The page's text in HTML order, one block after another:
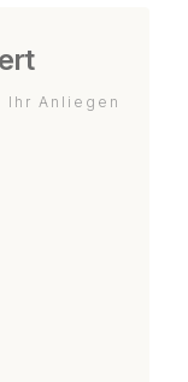
Anliegen